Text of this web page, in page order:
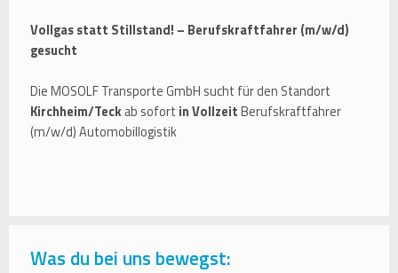
Vollgas statt Stillstand! – Berufskraftfahrer (m/w/d)
gesucht
Die MOSOLF Transporte GmbH sucht für den Standort
Kirchheim/Teckab sofort in VollzeitBerufskraftfahrer
(m/w/d) Automobillogistik
Was du bei uns bewegst: